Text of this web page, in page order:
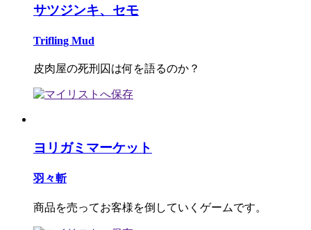
サツジンキ、セモ
Trifling Mud
皮肉屋の死刑囚は何を語るのか？
ヨリガミマーケット
羽々斬
商品を売ってお客様を倒していくゲームです。